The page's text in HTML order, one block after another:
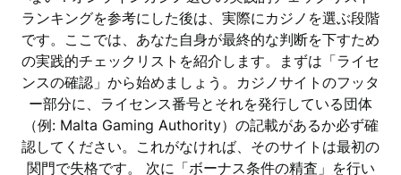
ランキングを参考にした後は、実際にカジノを選ぶ段階
です。ここでは、あなた自身が最終的な判断を下すため
の実践的チェックリストを紹介します。まずは「ライセ
ンスの確認」から始めましょう。カジノサイトのフッタ
ー部分に、ライセンス番号とそれを発行している団体
（例: Malta Gaming Authority）の記載があるか必ず確
認してください。これがなければ、そのサイトは最初の
関門で失格です。 次に「ボーナス条件の精査」を行い